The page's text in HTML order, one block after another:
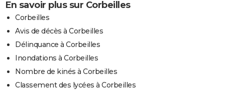
En savoir plus sur Corbeilles
Corbeilles
Avis de décès à Corbeilles
Délinquance à Corbeilles
Inondations à Corbeilles
Nombre de kinés à Corbeilles
Classement des lycées à Corbeilles